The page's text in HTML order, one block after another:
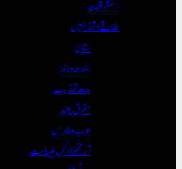
استشراقیت
علاقے و تہذیبیں
ستان
سندھ و ہند
بدھ تہذیب
مشرق بعید
عرب و فارس
آرتھوڈاکس عیسائیت